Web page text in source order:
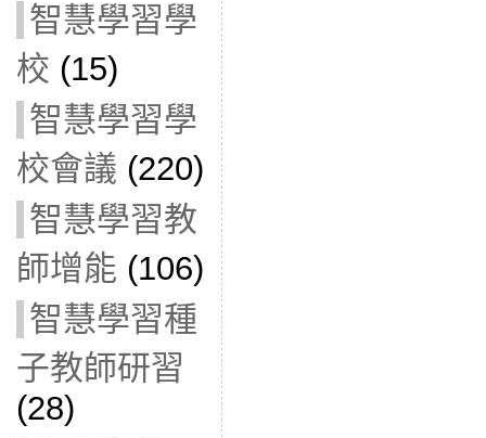
智慧學習學
校 (15)
智慧學習學
校會議 (220)
智慧學習教
師增能 (106)
智慧學習種
子教師研習
(28)